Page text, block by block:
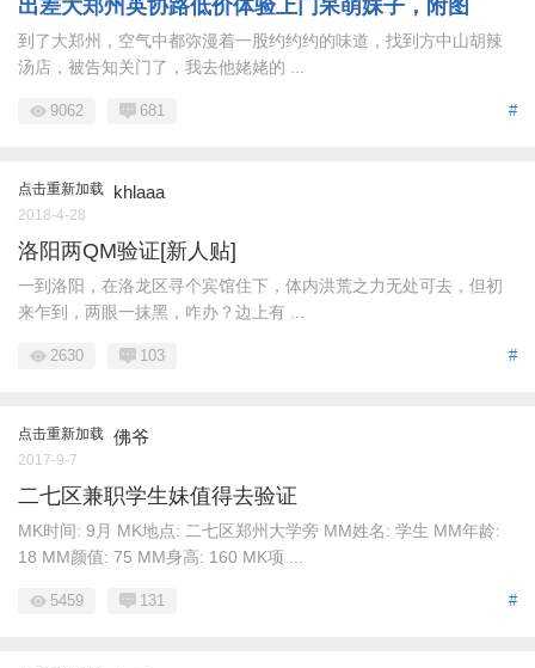
出差大郑州英协路低价体验上门呆萌妹子，附图
到了大郑州，空气中都弥漫着一股约约约的味道，找到方中山胡辣
汤店，被告知关门了，我去他姥姥的 ...
#
9062 681
点击重新加载 khlaaa
2018-4-28
洛阳两QM验证[新人贴]
一到洛阳，在洛龙区寻个宾馆住下，体内洪荒之力无处可去，但初
来乍到，两眼一抹黑，咋办？边上有 ...
#
2630 103
点击重新加载 佛爷
2017-9-7
二七区兼职学生妹值得去验证
MK时间: 9月 MK地点: 二七区郑州大学旁 MM姓名: 学生 MM年龄:
18 MM颜值: 75 MM身高: 160 MK项 ...
#
5459 131